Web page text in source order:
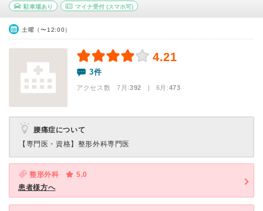
駐車場あり マイナ受付(スマホ可)
土曜（〜12:00）
4.21
3件
アクセス数 7月:392 | 6月:473
腰痛症について
【専門医・資格】 整形外科専門医
整形外科
5.0
患者様方へ